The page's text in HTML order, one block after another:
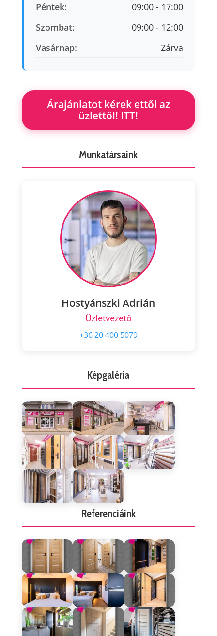
Péntek:
09:00 - 17:00
Szombat:
09:00 - 12:00
Vasárnap:
Zárva
Árajánlatot kérek ettől az
üzlettől! ITT!
Munkatársaink
Hostyánszki Adrián
Üzletvezető
+36 20 400 5079
Képgaléria
Referenciáink